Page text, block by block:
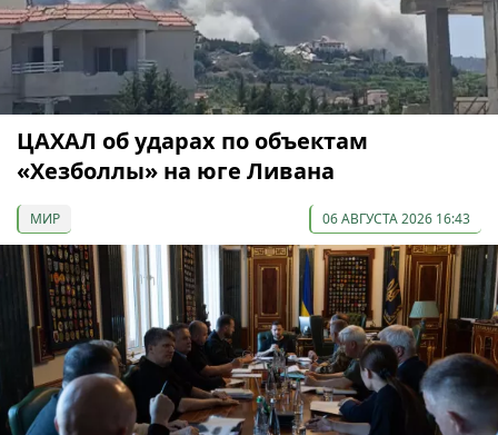
ЦАХАЛ об ударах по объектам
«Хезболлы» на юге Ливана
МИР 06 АВГУСТА 2026 16:43